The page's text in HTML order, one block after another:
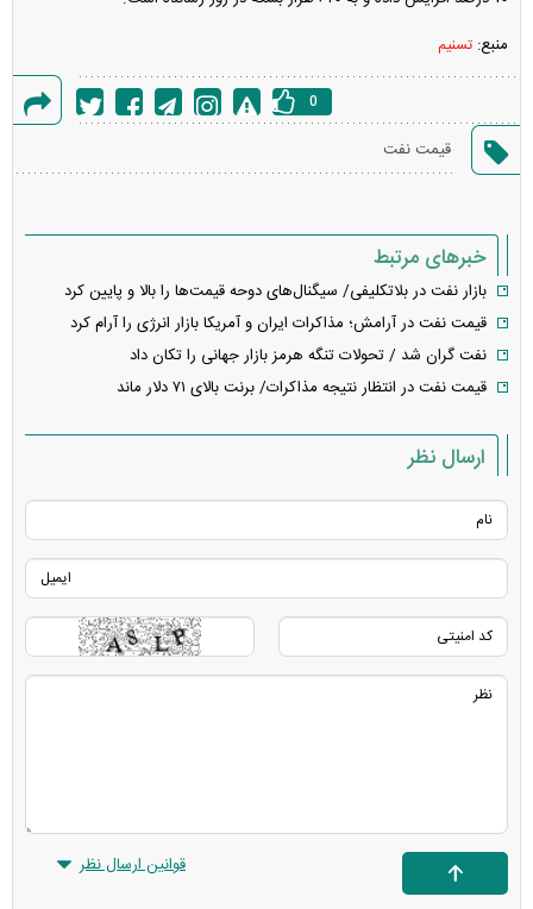
منبع: تسنیم
خطا
0
قیمت نفت
خبرهای مرتبط
بازار نفت در بلاتکلیفی/ سیگنال‌های دوحه قیمت‌ها را بالا و پایین کرد
قیمت نفت در آرامش؛ مذاکرات ایران و آمریکا بازار انرژی را آرام کرد
نفت گران شد / تحولات تنگه هرمز بازار جهانی را تکان داد
قیمت نفت در انتظار نتیجه مذاکرات/ برنت بالای ۷۱ دلار ماند
ارسال نظر
قوانین ارسال نظر